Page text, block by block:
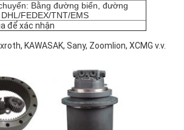
Bằng đường biển, đường
FEDEX/TNT/EMS
để xác nhận
KAWASAK, Sany, Zoomlion, XCMG v.v.